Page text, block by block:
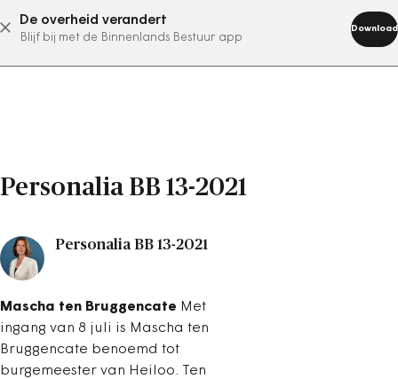
De overheid verandert
Blijf bij met de Binnenlands Bestuur app
Download
abonneer nu
Personalia BB 13-2021
Personalia BB 13-2021
Mascha ten Bruggencate Met
ingang van 8 juli is Mascha ten
Bruggencate benoemd tot
burgemeester van Heiloo. Ten